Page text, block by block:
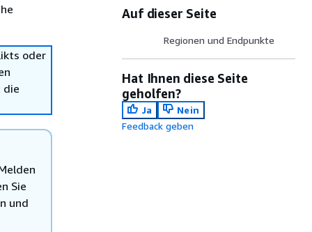
oder
die
Sie
und
Auf dieser Seite
Regionen und Endpunkte
Hat Ihnen diese Seite
geholfen?
Ja
Nein
Feedback geben